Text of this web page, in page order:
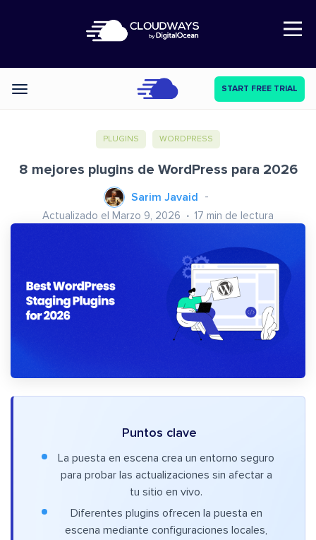
Open Nav
Categories START FREE TRIAL
PLUGINS WORDPRESS
8 mejores plugins de WordPress para 2026
Sarim Javaid
Actualizado el Marzo 9, 2026 17 min de lectura
Puntos clave
La puesta en escena crea un entorno seguro
para probar las actualizaciones sin afectar a
tu sitio en vivo.
Diferentes plugins ofrecen la puesta en
escena mediante configuraciones locales,